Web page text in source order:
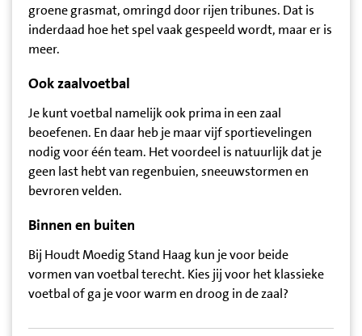
groene grasmat, omringd door rijen tribunes. Dat is
inderdaad hoe het spel vaak gespeeld wordt, maar er is
meer.
Ook zaalvoetbal
Je kunt voetbal namelijk ook prima in een zaal
beoefenen. En daar heb je maar vijf sportievelingen
nodig voor één team. Het voordeel is natuurlijk dat je
geen last hebt van regenbuien, sneeuwstormen en
bevroren velden.
Binnen en buiten
Bij Houdt Moedig Stand Haag kun je voor beide
vormen van voetbal terecht. Kies jij voor het klassieke
voetbal of ga je voor warm en droog in de zaal?